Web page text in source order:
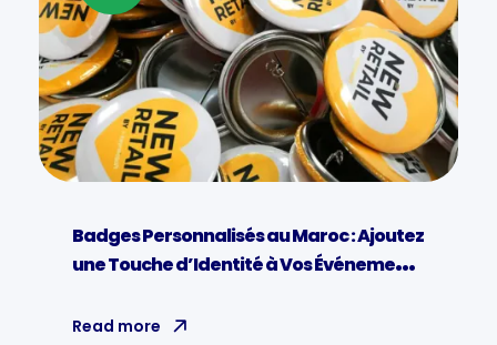
Badges Personnalisés au Maroc : Ajoutez
une Touche d’Identité à Vos Événements
Read more